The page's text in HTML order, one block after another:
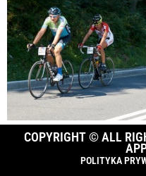
COPYRIGHT © ALL
POLITYKA